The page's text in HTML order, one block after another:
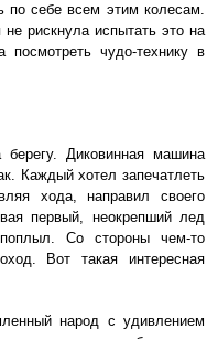
по себе всем этим колесам.
рискнула испытать это на
посмотреть чудо-технику в
берегу. Диковинная машина
Каждый хотел запечатлеть
хода, направил своего
первый, неокрепший лед
Со стороны чем-то
Вот такая интересная
народ с удивлением